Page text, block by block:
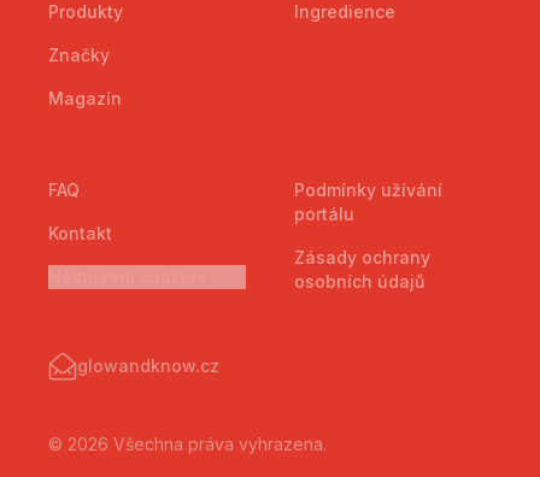
Produkty
Značky
Magazín
Ingredience
FAQ
Kontakt
Podmínky užívání
portálu
Zásady ochrany
osobních údajů
glowandknow.cz
© 2026 Všechna práva vyhrazena.